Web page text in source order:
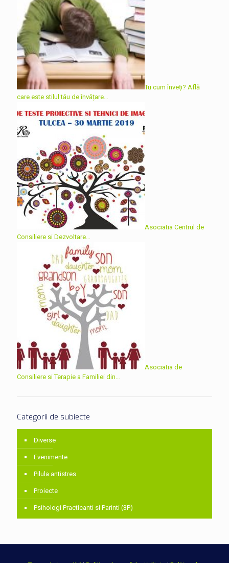
Tu cum înveți? Află
care este stilul tău de învățare…
Asociatia Centrul de
Consiliere si Dezvoltare…
Asociatia de
Consiliere si Terapie a Familiei din…
Categorii de subiecte
Diverse
Evenimente
Pilula antistres
Proiecte
Psihologi Practicanti si Parinti (3P)